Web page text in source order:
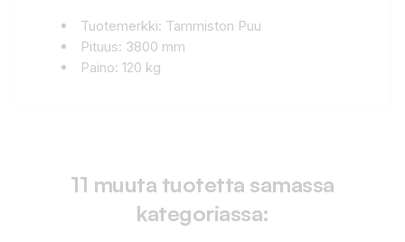
Tuotemerkki: Tammiston Puu
Pituus: 3800 mm
Paino: 120 kg
11 muuta tuotetta samassa
kategoriassa: